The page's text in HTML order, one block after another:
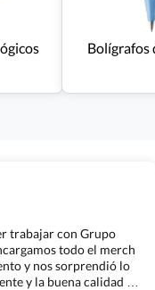
Bolígrafos
trabajar con Grupo
todo el merch
y nos sorprendió lo
y la buena calidad de